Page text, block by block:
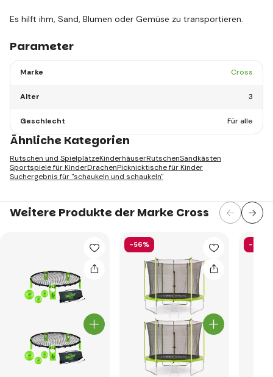
Es hilft ihm, Sand, Blumen oder Gemüse zu transportieren.
Parameter
Marke Cross
Alter 3
Geschlecht Für alle
Ähnliche Kategorien
Rutschen und SpielplätzeKinderhäuserRutschenSandkästen
Sportspiele für KinderDrachenPicknicktische für Kinder
Suchergebnis für "schaukeln und schaukeln"
Weitere Produkte der Marke Cross
-56% -41%